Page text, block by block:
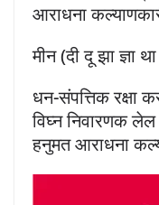
आराधना
मीन (दी दू झा ज्ञा
धन-संपत्तिक रक्षा
विघ्न निवारणक
हनुमत आराधना